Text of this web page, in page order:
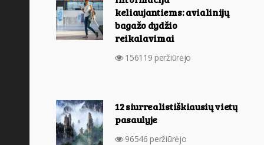
keliaujantiems: avialinijų
bagažo dydžio
reikalavimai
156119 peržiūrėjo
12 siurrealistiškiausių vietų
pasaulyje
96546 peržiūrėjo